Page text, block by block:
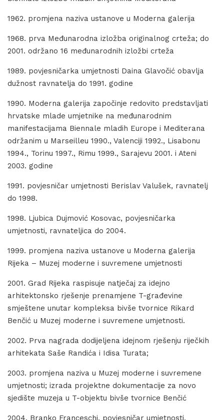
1962. promjena naziva ustanove u Moderna galerija
1968. prva Međunarodna izložba originalnog crteža; do
2001. održano 16 međunarodnih izložbi crteža
1989. povjesničarka umjetnosti Daina Glavočić obavlja
dužnost ravnatelja do 1991. godine
1990. Moderna galerija započinje redovito predstavljati
hrvatske mlade umjetnike na međunarodnim
manifestacijama Biennale mladih Europe i Mediterana
održanim u Marseilleu 1990., Valenciji 1992., Lisabonu
1994., Torinu 1997., Rimu 1999., Sarajevu 2001. i Ateni
2003. godine
1991. povjesničar umjetnosti Berislav Valušek, ravnatelj
do 1998.
1998. Ljubica Dujmović Kosovac, povjesničarka
umjetnosti, ravnateljica do 2004.
1999. promjena naziva ustanove u Moderna galerija
Rijeka – Muzej moderne i suvremene umjetnosti
2001. Grad Rijeka raspisuje natječaj za idejno
arhitektonsko rješenje prenamjene T-građevine
smještene unutar kompleksa bivše tvornice Rikard
Benčić u Muzej moderne i suvremene umjetnosti.
2002. Prva nagrada dodijeljena idejnom rješenju riječkih
arhitekata Saše Randića i Idisa Turata;
2003. promjena naziva u Muzej moderne i suvremene
umjetnosti; izrada projektne dokumentacije za novo
sjedište muzeja u T-objektu bivše tvornice Benčić
2004. Branko Franceschi, povjesničar umjetnosti,